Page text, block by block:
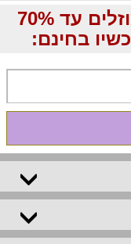
קבלו מבצעים לוהטים ומוזלים עד 70%
בחינם: